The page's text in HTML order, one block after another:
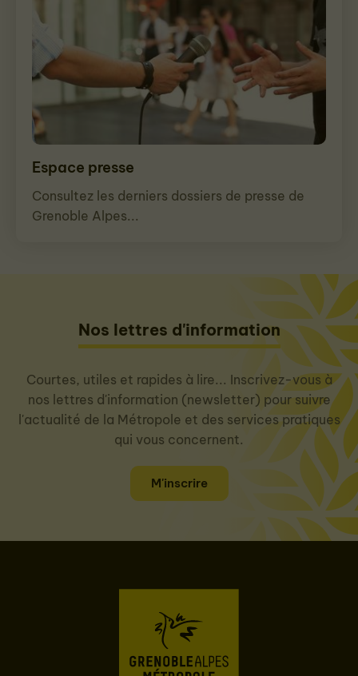
Espace presse
Consultez les derniers dossiers de presse de
Grenoble Alpes...
Nos lettres d'information
Courtes, utiles et rapides à lire... Inscrivez-vous à
nos lettres d'information (newsletter) pour suivre
l'actualité de la Métropole et des services pratiques
qui vous concernent.
M'inscrire